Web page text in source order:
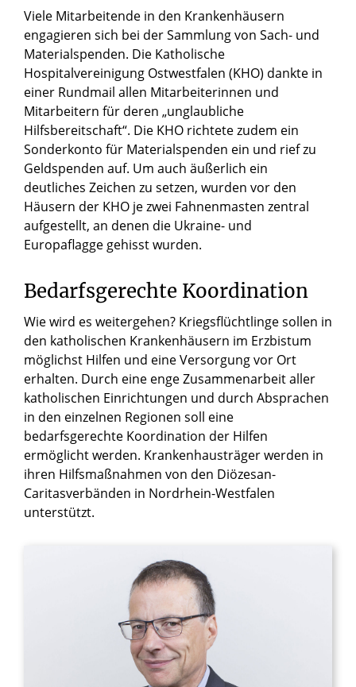
Viele Mitarbeitende in den Krankenhäusern
engagieren sich bei der Sammlung von Sach- und
Materialspenden. Die Katholische
Hospitalvereinigung Ostwestfalen (KHO) dankte in
einer Rundmail allen Mitarbeiterinnen und
Mitarbeitern für deren „unglaubliche
Hilfsbereitschaft“. Die KHO richtete zudem ein
Sonderkonto für Materialspenden ein und rief zu
Geldspenden auf. Um auch äußerlich ein
deutliches Zeichen zu setzen, wurden vor den
Häusern der KHO je zwei Fahnenmasten zentral
aufgestellt, an denen die Ukraine- und
Europaflagge gehisst wurden.
Bedarfsgerechte Koordination
Wie wird es weitergehen? Kriegsflüchtlinge sollen in
den katholischen Krankenhäusern im Erzbistum
möglichst Hilfen und eine Versorgung vor Ort
erhalten. Durch eine enge Zusammenarbeit aller
katholischen Einrichtungen und durch Absprachen
in den einzelnen Regionen soll eine
bedarfsgerechte Koordination der Hilfen
ermöglicht werden. Krankenhausträger werden in
ihren Hilfsmaßnahmen von den Diözesan-
Caritasverbänden in Nordrhein-Westfalen
unterstützt.